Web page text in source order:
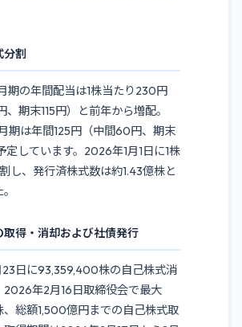
分割
期の年間配当は1株当たり230円
、期末115円）と前年から増配。
期は年間125円（中間60円、期末
定しています。2026年1月1日に1株
し、発行済株式数は約1.43億株と
取得・消却および社債発行
23日に93,359,400株の自己株式消
2026年2月16日取締役会で最大
総額1,500億円までの自己株式取